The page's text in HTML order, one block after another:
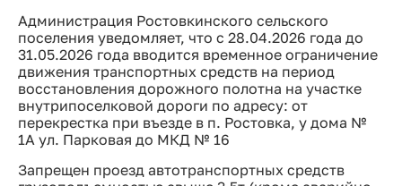
Администрация Ростовкинского сельского
поселения уведомляет, что с 28.04.2026 года до
31.05.2026 года вводится временное ограничение
движения транспортных средств на период
восстановления дорожного полотна на участке
внутрипоселковой дороги по адресу: от
перекрестка при въезде в п. Ростовка, у дома №
1А ул. Парковая до МКД № 16
Запрещен проезд автотранспортных средств